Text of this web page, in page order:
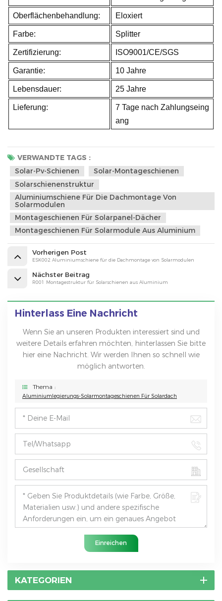
Oberflächenbehandlung: Eloxiert
Farbe: Splitter
Zertifizierung: ISO9001/CE/SGS
Garantie: 10 Jahre
Lebensdauer: 25 Jahre
Lieferung:
7 Tage nach Zahlungseing
ang
VERWANDTE TAGS :
Solar-Pv-Schienen
Solar-Montageschienen
Solarschienenstruktur
Aluminiumschiene Für Die Dachmontage Von
Solarmodulen
Montageschienen Für Solarpanel-Dächer
Montageschienen Für Solarmodule Aus Aluminium
Vorherigen Post
ESK002 Aluminiumschiene für die Dachmontage von Solarmodulen
Nächster Beitrag
R001 Montagestruktur für Solarschienen aus Aluminium
Hinterlass Eine Nachricht
Wenn Sie an unseren Produkten interessiert sind und
weitere Details erfahren möchten, hinterlassen Sie bitte
hier eine Nachricht. Wir werden Ihnen so schnell wie
möglich antworten.
Thema :
Aluminiumlegierungs-Solarmontageschienen Für Solardach
Einreichen
KATEGORIEN